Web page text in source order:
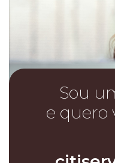
Sou
e quero